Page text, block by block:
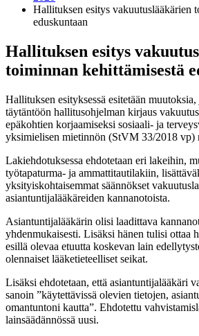
Hallituksen esitys vakuutuslääkärien
eduskuntaan
Hallituksen esitys
toiminnan kehittämisestä
Hallituksen esityksessä esitetään
täytäntöön hallitusohjelman kirjaus
epäkohtien korjaamiseksi sosiaali- ja
yksimielisen mietinnön (StVM 33/2018 vp)
Lakiehdotuksessa ehdotetaan eri lakeihin,
työtapaturma- ja ammattitautilakiin,
yksityiskohtaisemmat säännökset
asiantuntijalääkäreiden kannanotoista.
Asiantuntijalääkärin olisi laadittava
yhdenmukaisesti. Lisäksi hänen tulisi ottaa
esillä olevaa etuutta koskevan lain
olennaiset lääketieteelliset seikat.
Lisäksi ehdotetaan, että asiantuntijalääkäri
sanoin ”käytettävissä olevien tietojen,
omantuntoni kautta”. Ehdotettu
lainsäädännössä uusi.